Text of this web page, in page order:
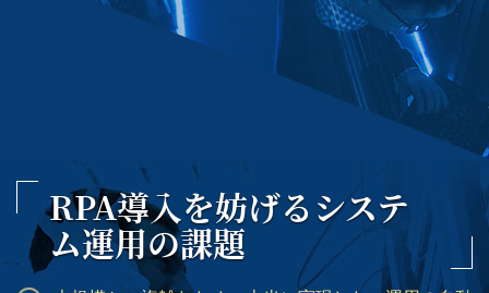
RPA導入を妨げるシステ
ム運用の課題